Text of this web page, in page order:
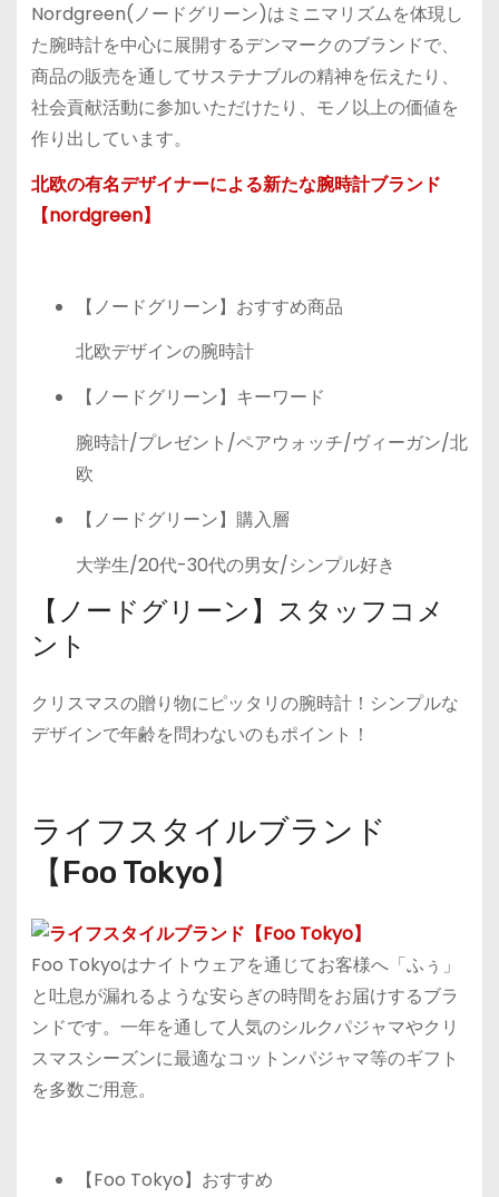
Nordgreen(ノードグリーン)はミニマリズムを体現し
た腕時計を中心に展開するデンマークのブランドで、
商品の販売を通してサステナブルの精神を伝えたり、
社会貢献活動に参加いただけたり、モノ以上の価値を
作り出しています。
北欧の有名デザイナーによる新たな腕時計ブランド
【nordgreen】
【ノードグリーン】おすすめ商品
北欧デザインの腕時計
【ノードグリーン】キーワード
腕時計/プレゼント/ペアウォッチ/ヴィーガン/北
欧
【ノードグリーン】購入層
大学生/20代-30代の男女/シンプル好き
【ノードグリーン】スタッフコメ
ント
クリスマスの贈り物にピッタリの腕時計！シンプルな
デザインで年齢を問わないのもポイント！
ライフスタイルブランド
【Foo Tokyo】
Foo Tokyoはナイトウェアを通じてお客様へ「ふぅ」
と吐息が漏れるような安らぎの時間をお届けするブラ
ンドです。一年を通して人気のシルクパジャマやクリ
スマスシーズンに最適なコットンパジャマ等のギフト
を多数ご用意。
【Foo Tokyo】おすすめ